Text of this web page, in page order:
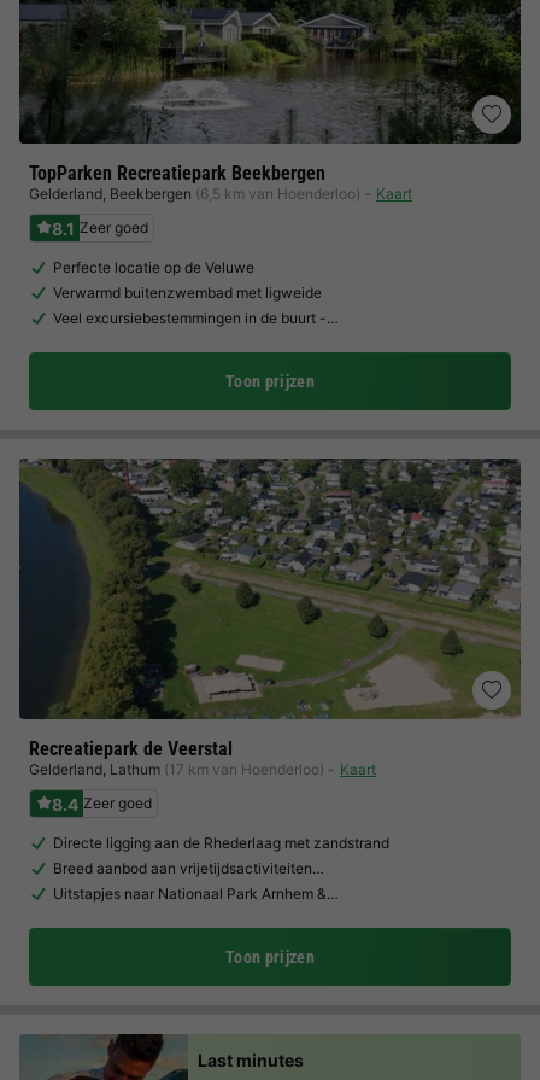
TopParken Recreatiepark Beekbergen
Gelderland, Beekbergen (6,5 km van Hoenderloo) Kaart
8.1 Zeer goed
Perfecte locatie op de Veluwe
Verwarmd buitenzwembad met ligweide
Veel excursiebestemmingen in de buurt -…
Toon prijzen
Recreatiepark de Veerstal
Gelderland, Lathum (17 km van Hoenderloo) Kaart
8.4 Zeer goed
Directe ligging aan de Rhederlaag met zandstrand
Breed aanbod aan vrijetijdsactiviteiten…
Uitstapjes naar Nationaal Park Arnhem &…
Toon prijzen
Last minutes